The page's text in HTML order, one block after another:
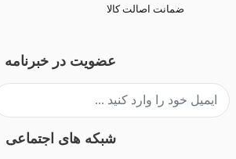
ضمانت اصالت کالا
عضویت در خبرنامه
شبکه های اجتماعی